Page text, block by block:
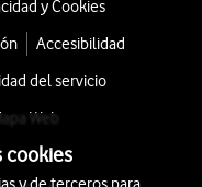
y Cookies
Accesibilidad
del servicio
Web
cookies